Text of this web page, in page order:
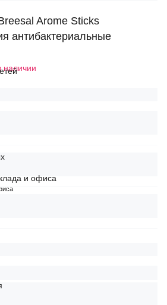
Arome Sticks
антибактериальные
наличии